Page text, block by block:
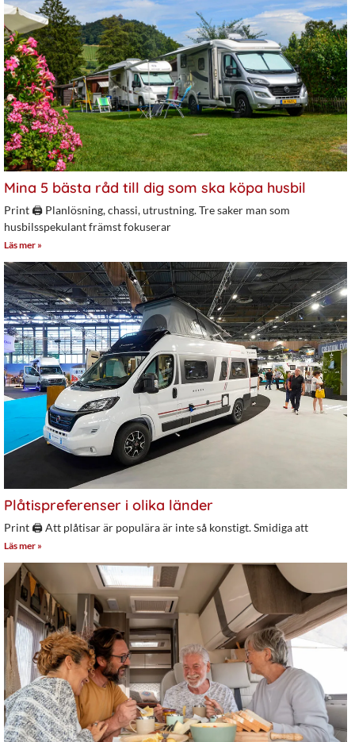
Mina 5 bästa råd till dig som ska köpa husbil
Print 🖨 Planlösning, chassi, utrustning. Tre saker man som
husbilsspekulant främst fokuserar
Läs mer »
Plåtispreferenser i olika länder
Print 🖨 Att plåtisar är populära är inte så konstigt. Smidiga att
Läs mer »